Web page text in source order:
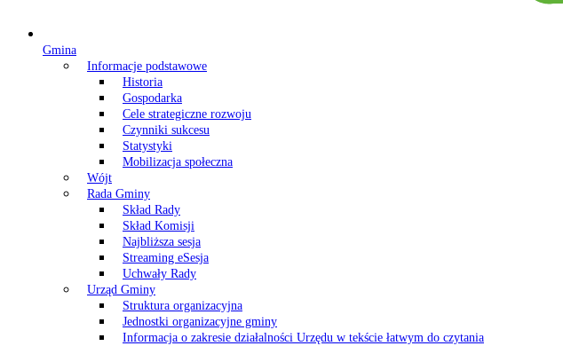
Gmina
Informacje podstawowe
Historia
Gospodarka
Cele strategiczne rozwoju
Czynniki sukcesu
Statystyki
Mobilizacja społeczna
Wójt
Rada Gminy
Skład Rady
Skład Komisji
Najbliższa sesja
Streaming eSesja
Uchwały Rady
Urząd Gminy
Struktura organizacyjna
Jednostki organizacyjne gminy
Informacja o zakresie działalności Urzędu w tekście łatwym do czytania